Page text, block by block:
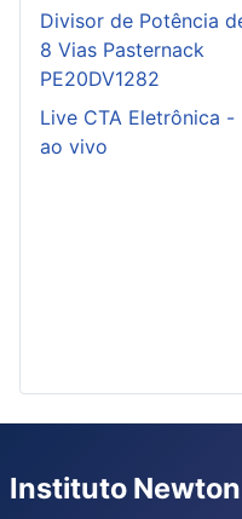
Divisor de Potência
8 Vias Pasternack
PE20DV1282
Live CTA Eletrônica -
ao vivo
Instituto